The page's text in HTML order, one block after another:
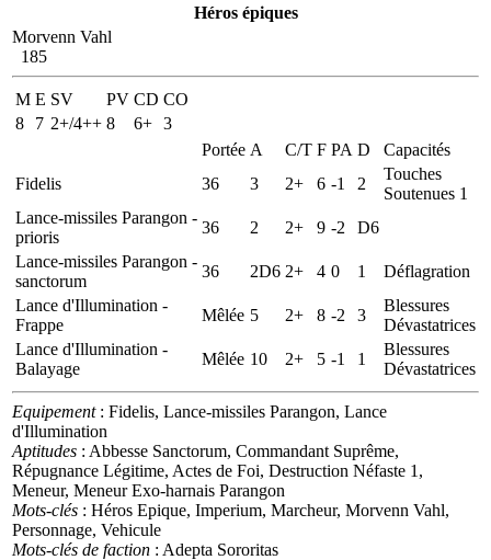
Héros épiques
Morvenn Vahl
185
M E SV PV CD CO
8
7 2+/4++ 8 6+ 3
Portée A C/T F PA D
Capacités
Fidelis
36 3 2+ 6 -1 2
Touches
Soutenues 1
Lance-missiles Parangon -
prioris
36 2 2+ 9 -2
D6
Lance-missiles Parangon -
sanctorum
36 2D6 2+ 4 0 1
Déflagration
Lance d'Illumination -
Frappe
Mêlée 5 2+ 8 -2 3
Blessures
Dévastatrices
Lance d'Illumination -
Balayage
Mêlée 10 2+ 5 -1 1
Blessures
Dévastatrices
Equipement: Fidelis, Lance-missiles Parangon, Lance
d'Illumination
Aptitudes : Abbesse Sanctorum, Commandant Suprême,
Répugnance Légitime, Actes de Foi, Destruction Néfaste 1,
Meneur, Meneur Exo-harnais Parangon
Mots-clés : Héros Epique, Imperium, Marcheur, Morvenn Vahl,
Personnage, Vehicule
Mots-clés de faction : Adepta Sororitas